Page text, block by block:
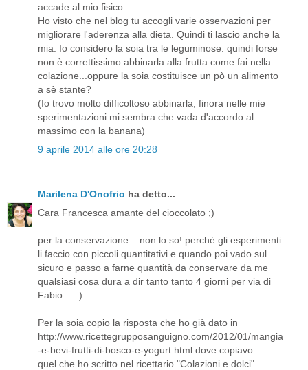
accade al mio fisico.
Ho visto che nel blog tu accogli varie osservazioni per
migliorare l'aderenza alla dieta. Quindi ti lascio anche la
mia. Io considero la soia tra le leguminose: quindi forse
non è correttissimo abbinarla alla frutta come fai nella
colazione...oppure la soia costituisce un pò un alimento
a sè stante?
(Io trovo molto difficoltoso abbinarla, finora nelle mie
sperimentazioni mi sembra che vada d'accordo al
massimo con la banana)
9 aprile 2014 alle ore 20:28
Marilena D'Onofrio ha detto...
Cara Francesca amante del cioccolato ;)
per la conservazione... non lo so! perché gli esperimenti
li faccio con piccoli quantitativi e quando poi vado sul
sicuro e passo a farne quantità da conservare da me
qualsiasi cosa dura a dir tanto tanto 4 giorni per via di
Fabio ... :)
Per la soia copio la risposta che ho già dato in
http://www.ricettegrupposanguigno.com/2012/01/mangia
-e-bevi-frutti-di-bosco-e-yogurt.html dove copiavo ...
quel che ho scritto nel ricettario "Colazioni e dolci"